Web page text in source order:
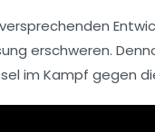
erschweren.
im Kampf gegen